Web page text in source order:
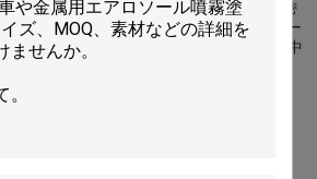
消費者項目、グリース及び潤滑油、接着剤及び密
以上のB2Bのウェブサイトの金のメンバー
る:Alibaba、Alibaba日本、Alibaba中国、中